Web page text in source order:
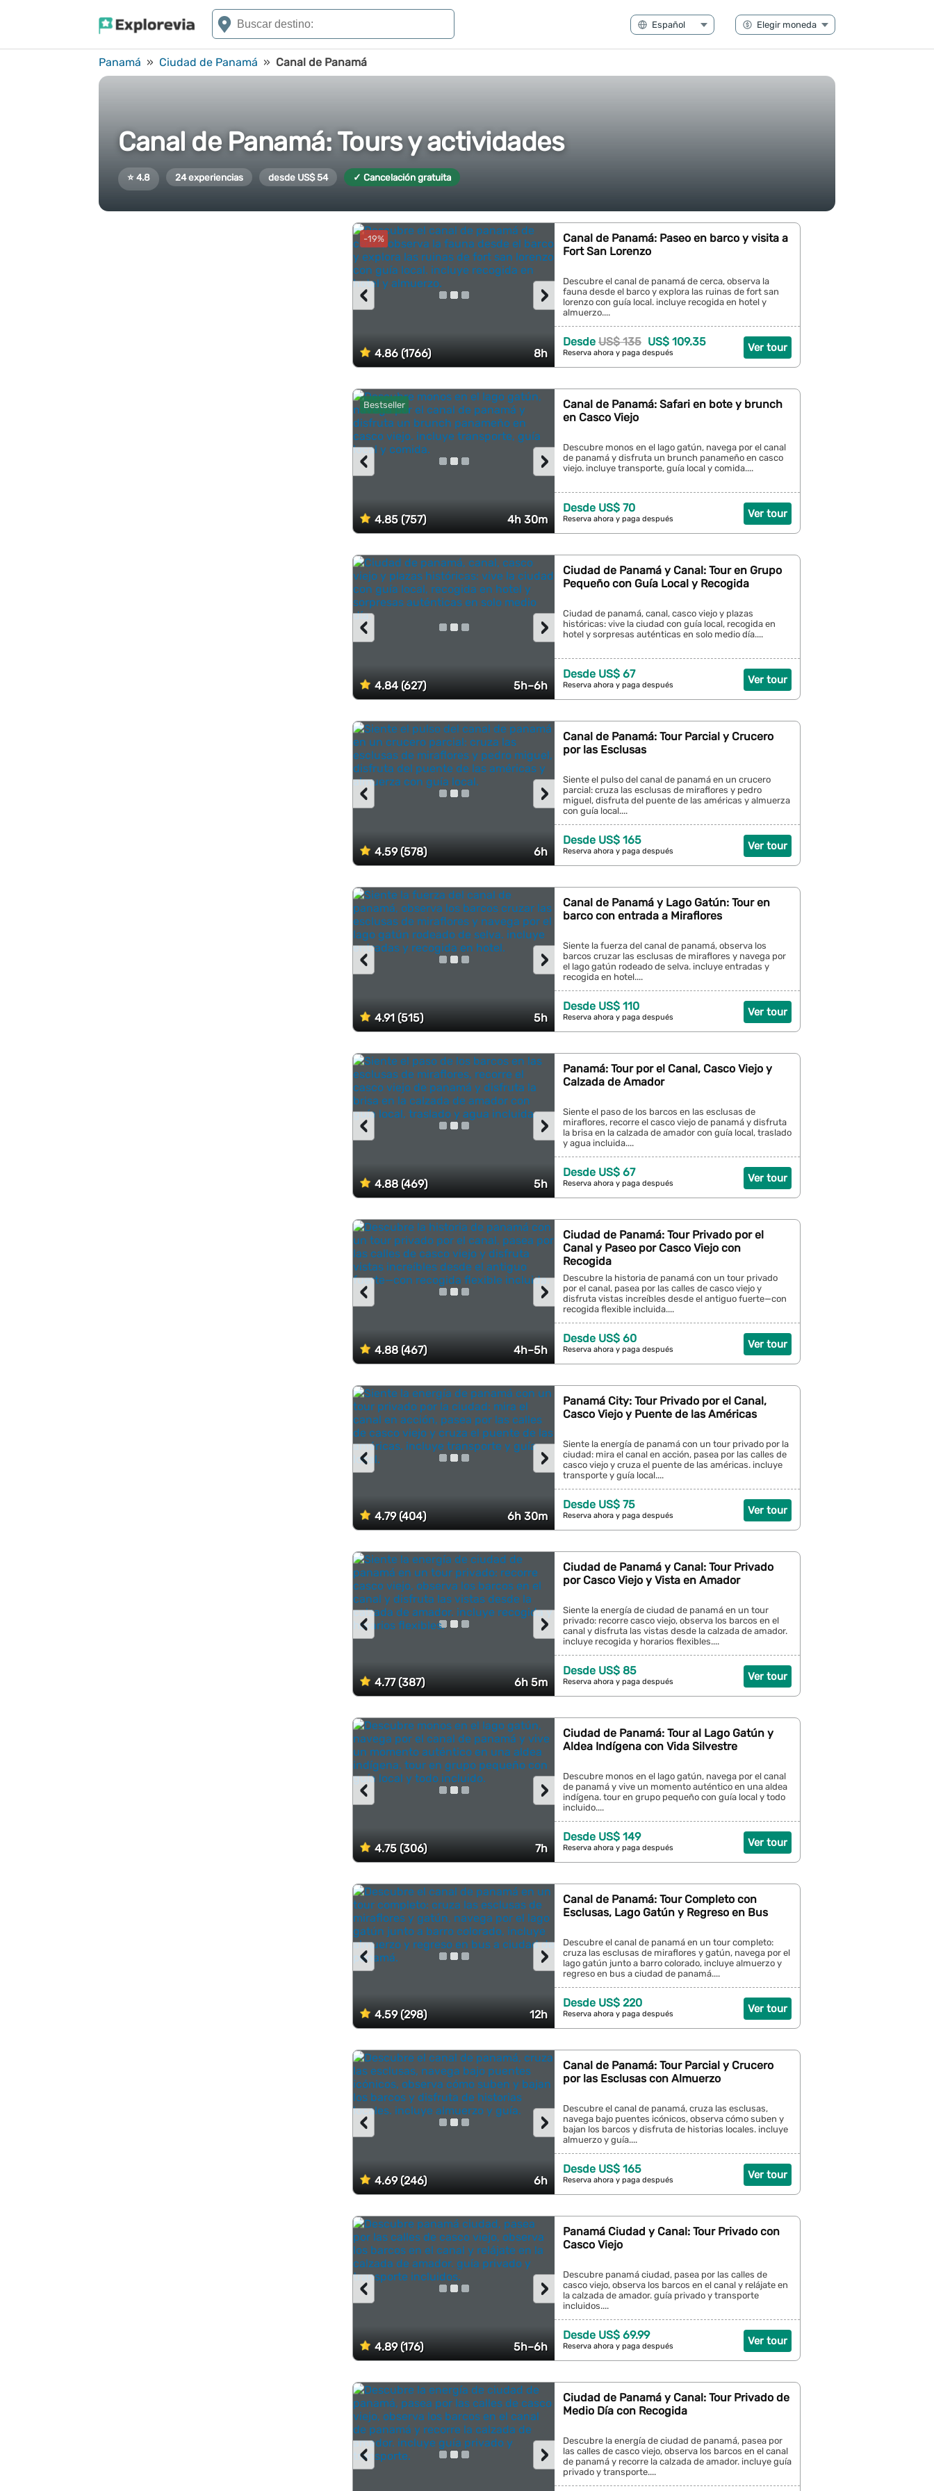
Panamá » Ciudad de Panamá » Canal de Panamá
Canal de Panamá: Tours y actividades
⭐ 4.8 24 experiencias desde US$ 54 ✓ Cancelación gratuita
-19%
4.86 (1766) 8h
›
‹
Canal de Panamá: Paseo en barco y visita a
Fort San Lorenzo
Descubre el canal de panamá de cerca, observa la
fauna desde el barco y explora las ruinas de fort san
lorenzo con guía local. incluye recogida en hotel y
almuerzo....
Ver tour
Desde US$ 135 US$ 109.35
Reserva ahora y paga después
Bestseller
4.85 (757) 4h 30m
›
‹
Canal de Panamá: Safari en bote y brunch
en Casco Viejo
Descubre monos en el lago gatún, navega por el canal
de panamá y disfruta un brunch panameño en casco
viejo. incluye transporte, guía local y comida....
Ver tour
Desde US$ 70
Reserva ahora y paga después
4.84 (627) 5h–6h
›
‹
Ciudad de Panamá y Canal: Tour en Grupo
Pequeño con Guía Local y Recogida
Ciudad de panamá, canal, casco viejo y plazas
históricas: vive la ciudad con guía local, recogida en
hotel y sorpresas auténticas en solo medio día....
Ver tour
Desde US$ 67
Reserva ahora y paga después
4.59 (578) 6h
›
‹
Canal de Panamá: Tour Parcial y Crucero
por las Esclusas
Siente el pulso del canal de panamá en un crucero
parcial: cruza las esclusas de miraflores y pedro
miguel, disfruta del puente de las américas y almuerza
con guía local....
Ver tour
Desde US$ 165
Reserva ahora y paga después
4.91 (515) 5h
›
‹
Canal de Panamá y Lago Gatún: Tour en
barco con entrada a Miraflores
Siente la fuerza del canal de panamá, observa los
barcos cruzar las esclusas de miraflores y navega por
el lago gatún rodeado de selva. incluye entradas y
recogida en hotel....
Ver tour
Desde US$ 110
Reserva ahora y paga después
4.88 (469) 5h
›
‹
Panamá: Tour por el Canal, Casco Viejo y
Calzada de Amador
Siente el paso de los barcos en las esclusas de
miraflores, recorre el casco viejo de panamá y disfruta
la brisa en la calzada de amador con guía local, traslado
y agua incluida....
Ver tour
Desde US$ 67
Reserva ahora y paga después
4.88 (467) 4h–5h
›
‹
Ciudad de Panamá: Tour Privado por el
Canal y Paseo por Casco Viejo con
Recogida
Descubre la historia de panamá con un tour privado
por el canal, pasea por las calles de casco viejo y
disfruta vistas increíbles desde el antiguo fuerte—con
recogida flexible incluida....
Ver tour
Desde US$ 60
Reserva ahora y paga después
4.79 (404) 6h 30m
›
‹
Panamá City: Tour Privado por el Canal,
Casco Viejo y Puente de las Américas
Siente la energía de panamá con un tour privado por la
ciudad: mira el canal en acción, pasea por las calles de
casco viejo y cruza el puente de las américas. incluye
transporte y guía local....
Ver tour
Desde US$ 75
Reserva ahora y paga después
4.77 (387) 6h 5m
›
‹
Ciudad de Panamá y Canal: Tour Privado
por Casco Viejo y Vista en Amador
Siente la energía de ciudad de panamá en un tour
privado: recorre casco viejo, observa los barcos en el
canal y disfruta las vistas desde la calzada de amador.
incluye recogida y horarios flexibles....
Ver tour
Desde US$ 85
Reserva ahora y paga después
4.75 (306) 7h
›
‹
Ciudad de Panamá: Tour al Lago Gatún y
Aldea Indígena con Vida Silvestre
Descubre monos en el lago gatún, navega por el canal
de panamá y vive un momento auténtico en una aldea
indígena. tour en grupo pequeño con guía local y todo
incluido....
Ver tour
Desde US$ 149
Reserva ahora y paga después
4.59 (298) 12h
›
‹
Canal de Panamá: Tour Completo con
Esclusas, Lago Gatún y Regreso en Bus
Descubre el canal de panamá en un tour completo:
cruza las esclusas de miraflores y gatún, navega por el
lago gatún junto a barro colorado, incluye almuerzo y
regreso en bus a ciudad de panamá....
Ver tour
Desde US$ 220
Reserva ahora y paga después
4.69 (246) 6h
›
‹
Canal de Panamá: Tour Parcial y Crucero
por las Esclusas con Almuerzo
Descubre el canal de panamá, cruza las esclusas,
navega bajo puentes icónicos, observa cómo suben y
bajan los barcos y disfruta de historias locales. incluye
almuerzo y guía....
Ver tour
Desde US$ 165
Reserva ahora y paga después
4.89 (176) 5h–6h
›
‹
Panamá Ciudad y Canal: Tour Privado con
Casco Viejo
Descubre panamá ciudad, pasea por las calles de
casco viejo, observa los barcos en el canal y relájate en
la calzada de amador. guía privado y transporte
incluidos....
Ver tour
Desde US$ 69.99
Reserva ahora y paga después
›
‹
Ciudad de Panamá y Canal: Tour Privado de
Medio Día con Recogida
Descubre la energía de ciudad de panamá, pasea por
las calles de casco viejo, observa los barcos en el canal
de panamá y recorre la calzada de amador. incluye guía
privado y transporte....